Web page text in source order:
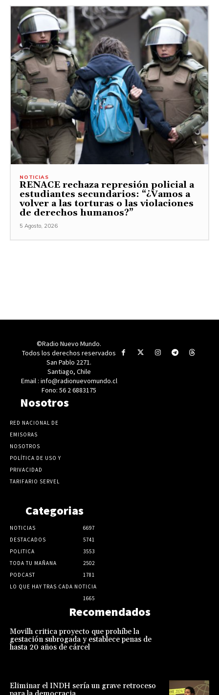
NOTICIAS
RENACE rechaza represión policial a
estudiantes secundarios: “¿Vamos a
volver a las torturas o las violaciones
de derechos humanos?”
5 Agosto, 2026
©Radio Nuevo Mundo.
Todos los derechos reservados
San Pablo 2271.
Santiago, Chile
Email : info@radionuevomundo.cl
Fono: 56 2 6883175
Nosotros
RED NACIONAL DE
EMISORAS
NOSOTROS
POLÍTICA DE USO Y
PRIVACIDAD
TARIFARIO SERVEL
Categorias
NOTICIAS
6697
DESTACADOS
5741
POLITICA
3553
TODA TU MAÑANA
2502
PODCAST
1781
LO QUE HAY TRAS CADA NOTICIA
1665
Recomendados
Movilh critica proyecto que prohíbe la
gestación subrogada y establece penas de
hasta 20 años de cárcel
Eliminar el INDH sería un grave retroceso